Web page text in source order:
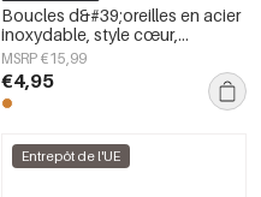
Boucles d&#39;oreilles en acier
inoxydable, style cœur,
collection Daily Simple, bijoux
pour femmes
MSRP €15,99
€4,95
Entrepôt de l'UE